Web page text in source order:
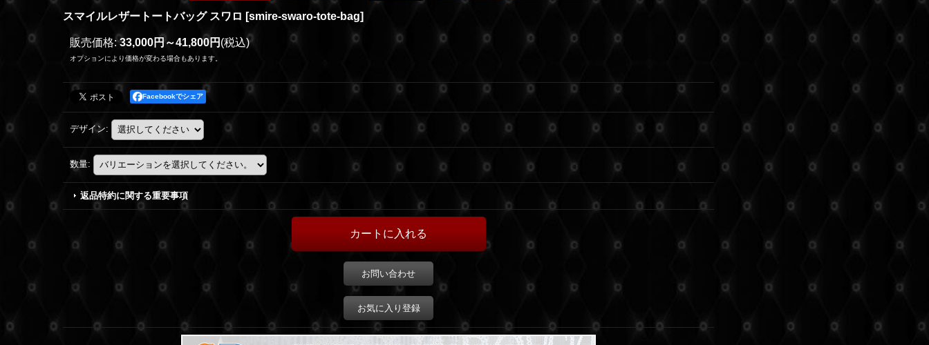
スマイルレザートートバッグ スワロ [smire-swaro-tote-bag]
販売価格: 33,000円～41,800円 (税込)
オプションにより価格が変わる場合もあります。
Facebookでシェア
デザイン:
数量:
返品特約に関する重要事項
お問い合わせ
お気に入り登録